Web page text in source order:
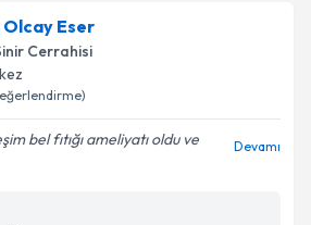
Olcay Eser
Cerrahisi
bel fıtığı ameliyatı oldu ve
Devamı